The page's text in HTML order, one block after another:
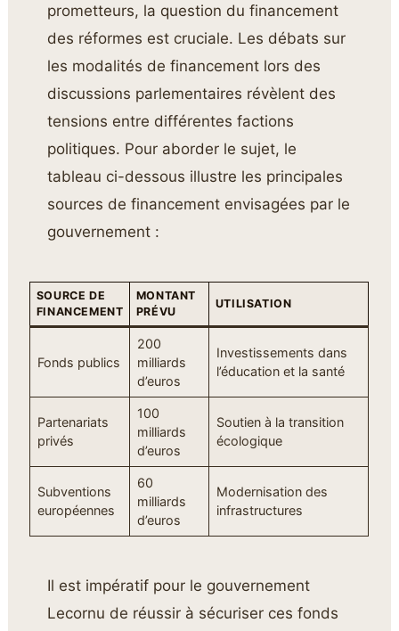
prometteurs, la question du financement
des réformes est cruciale. Les débats sur
les modalités de financement lors des
discussions parlementaires révèlent des
tensions entre différentes factions
politiques. Pour aborder le sujet, le
tableau ci-dessous illustre les principales
sources de financement envisagées par le
gouvernement :
SOURCE DE
FINANCEMENT
MONTANT
PRÉVU
UTILISATION
Fonds publics
200
milliards
d’euros
Investissements dans
l’éducation et la santé
Partenariats
privés
100
milliards
d’euros
Soutien à la transition
écologique
Subventions
européennes
60
milliards
d’euros
Modernisation des
infrastructures
Il est impératif pour le gouvernement
Lecornu de réussir à sécuriser ces fonds